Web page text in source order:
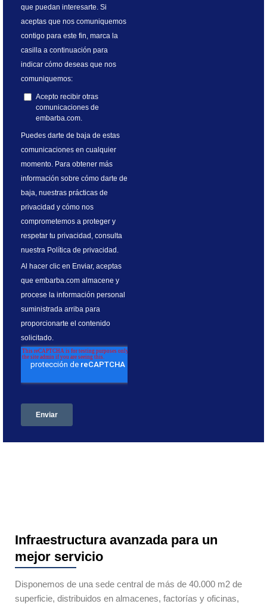
Infraestructura avanzada para un
mejor servicio
Disponemos de una sede central de más de 40.000 m2 de
superficie, distribuidos en almacenes, factorías y oficinas,